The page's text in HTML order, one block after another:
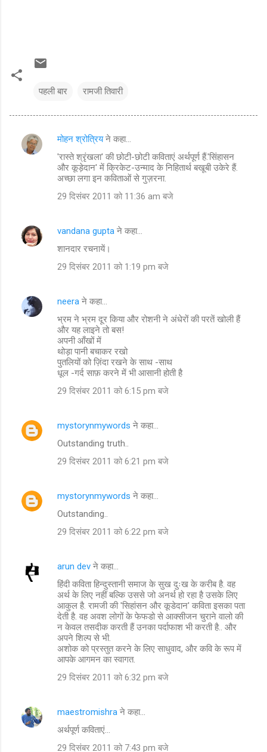
पहली बार रामजी तिवारी
टि
मोहन श्रोत्रियने कहा…
'रास्ते श्रृंखला' की छोटी-छोटी कविताएं अर्थपूर्ण हैं.'सिंहासन
और कूड़ेदान' में क्रिकेट-उन्माद के निहितार्थ बखूबी उकेरे हैं.
अच्छा लगा इन कविताओं से गुज़रना.
29 दिसंबर 2011 को 11:36 am बजे
vandana gupta ने कहा…
शानदार रचनायें।
29 दिसंबर 2011 को 1:19 pm बजे
neera ने कहा…
भ्रम ने भ्रम दूर किया और रोशनी ने अंधेरों की परतें खोली हैं
और यह लाइने तो बस!
अपनी आँखों में
थोड़ा पानी बचाकर रखो
पुतलियों को ज़िंदा रखने के साथ -साथ
धूल -गर्द साफ़ करने में भी आसानी होती है
29 दिसंबर 2011 को 6:15 pm बजे
mystorynmywords ने कहा…
Outstanding truth..
29 दिसंबर 2011 को 6:21 pm बजे
mystorynmywords ने कहा…
Outstanding..
29 दिसंबर 2011 को 6:22 pm बजे
arun dev ने कहा…
हिंदी कविता हिन्दुस्तानी समाज के सुख दुःख के करीब है. वह
अर्थ के लिए नहीं बल्कि उससे जो अनर्थ हो रहा है उसके लिए
आकुल है. रामजी की 'सिहांसन और कूडेदान' कविता इसका पता
देती है. वह अवश लोगों के फेफडो से आक्सीजन चुराने वालो की
न केवल तसदीक करती हैं उनका पर्दाफाश भी करती है.. और
अपने शिल्प से भी.
अशोक को प्रस्तुत करने के लिए साधुवाद, और कवि के रूप में
आपके आगमन का स्वागत.
29 दिसंबर 2011 को 6:32 pm बजे
maestromishra ने कहा…
अर्थपूर्ण कविताएं...
29 दिसंबर 2011 को 7:43 pm बजे